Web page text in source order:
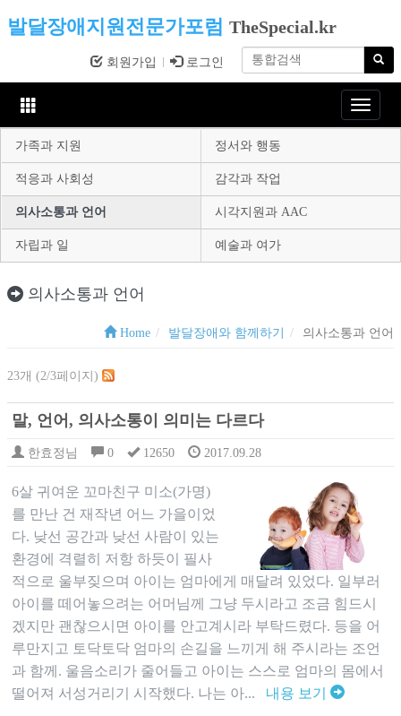
발달장애지원전문가포럼 TheSpecial.kr
회원가입 로그인
Toggle
가족과 지원
정서와 행동
적응과 사회성 감각과 작업
의사소통과 언어 시각지원과 AAC
자립과 일 예술과 여가
의사소통과 언어
Home 발달장애와 함께하기 의사소통과 언어
23개 (2/3페이지)
말, 언어, 의사소통이 의미는 다르다
한효정님 0 12650 2017.09.28
6살 귀여운 꼬마친구 미소(가명)
를 만난 건 재작년 어느 가을이었
다. 낮선 공간과 낮선 사람이 있는
환경에 격렬히 저항 하듯이 필사
적으로 울부짖으며 아이는 엄마에게 매달려 있었다. 일부러
아이를 떼어놓으려는 어머님께 그냥 두시라고 조금 힘드시
겠지만 괜찮으시면 아이를 안고계시라 부탁드렸다. 등을 어
루만지고 토닥토닥 엄마의 손길을 느끼게 해 주시라는 조언
과 함께. 울음소리가 줄어들고 아이는 스스로 엄마의 몸에서
떨어져 서성거리기 시작했다. 나는 아... 내용 보기